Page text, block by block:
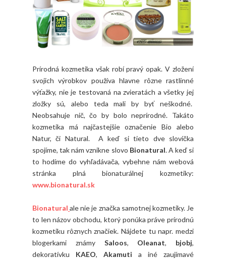
Prírodná kozmetika však robí pravý opak. V zložení
svojich výrobkov používa hlavne rôzne rastlinné
výťažky, nie je testovaná na zvieratách a všetky jej
zložky sú, alebo teda mali by byť neškodné.
Neobsahuje nič, čo by bolo neprírodné. Takáto
kozmetika má najčastejšie označenie Bio alebo
Natur, či Natural. A keď si tieto dve slovíčka
spojíme, tak nám vznikne slovo Bionatural. A keď si
to hodíme do vyhľadávača, vybehne nám webová
stránka plná bionaturálnej kozmetiky:
www.bionatural.sk
Bionatural ale nie je značka samotnej kozmetiky. Je
to len názov obchodu, ktorý ponúka práve prírodnú
kozmetiku rôznych značiek. Nájdete tu napr. medzi
blogerkami známy Saloos, Oleanat, bjobj,
dekoratívku KAEO, Akamuti a iné zaujímavé